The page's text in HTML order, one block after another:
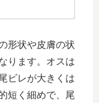
形状や皮膚の状
ります。オスは
ビレが大きくは
短く細めで、尾